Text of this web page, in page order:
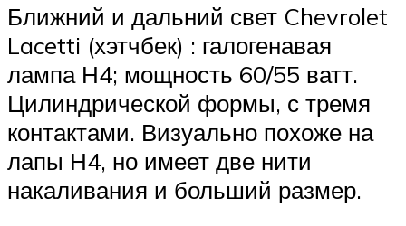
Ближний и дальний свет Chevrolet
Lacetti (хэтчбек) : галогенавая
лампа Н4; мощность 60/55 ватт.
Цилиндрической формы, с тремя
контактами. Визуально похоже на
лапы Н4, но имеет две нити
накаливания и больший размер.